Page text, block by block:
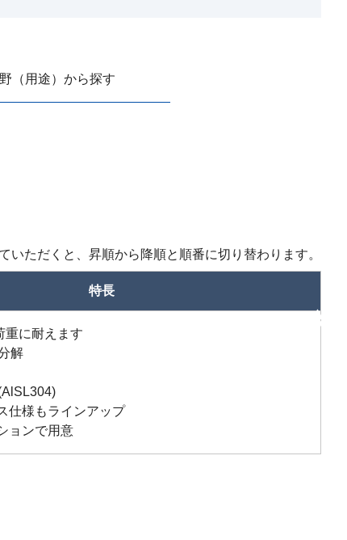
（用途）から探す
いただくと、昇順から降順と順番に切り替わります。
特長
重に耐えます
解
仕様もラインアップ
ョンで用意